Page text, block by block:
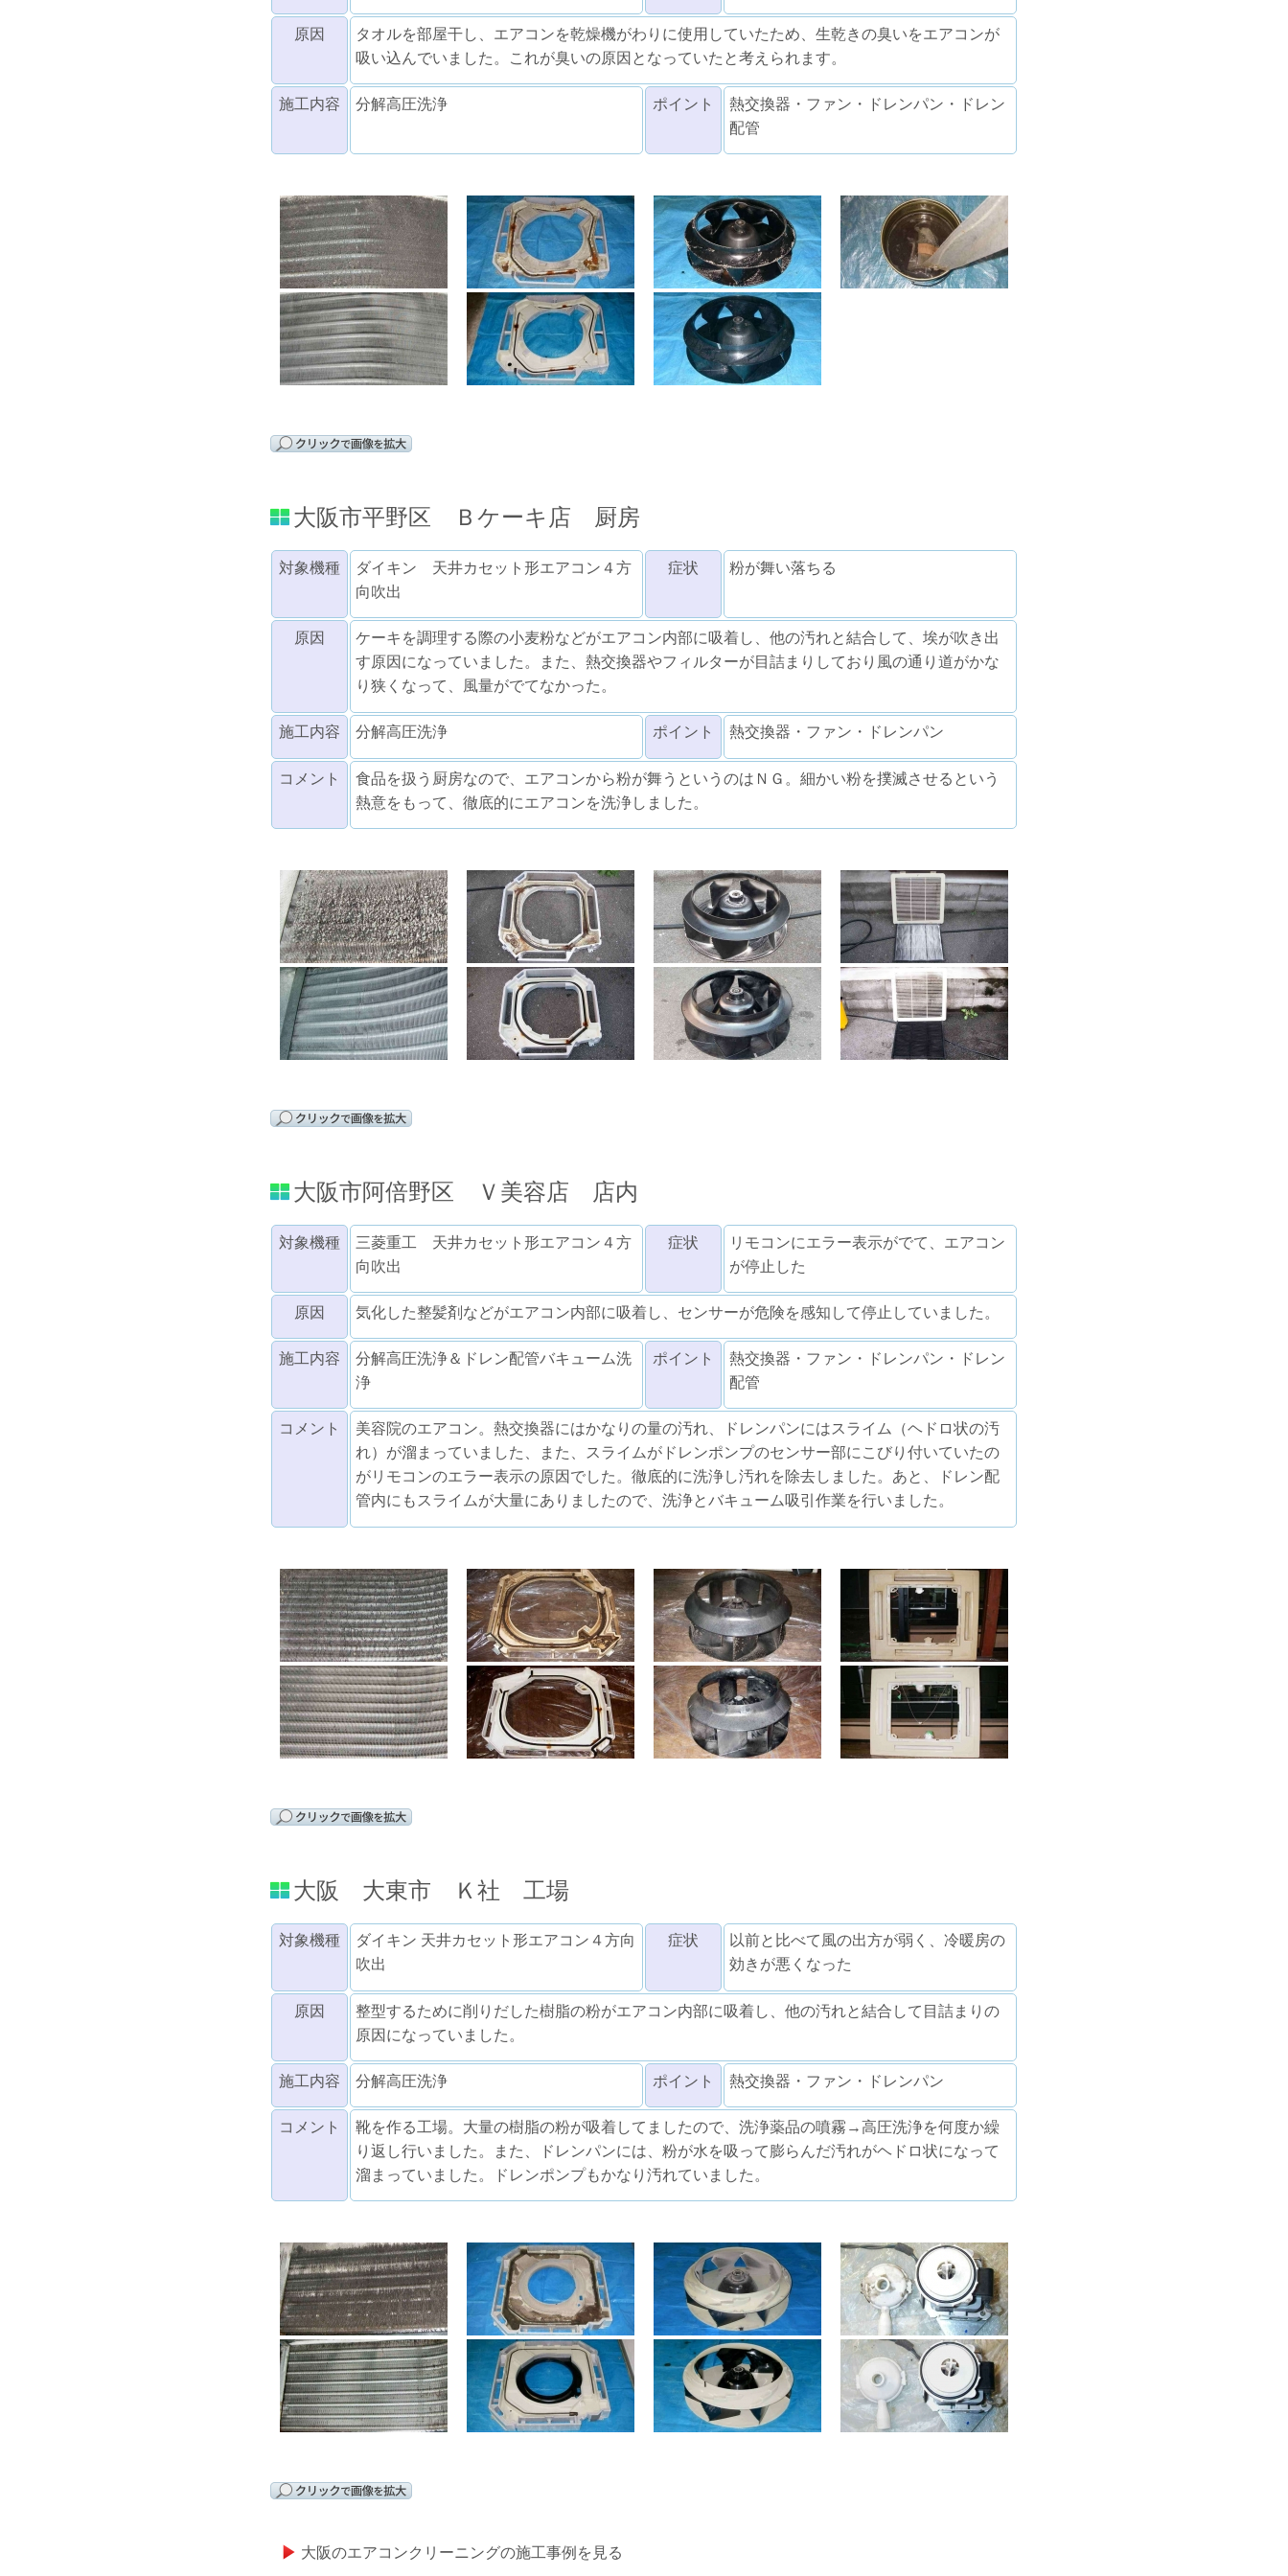
原因
タオルを部屋干し、エアコンを乾燥機がわりに使用していたため、生乾きの臭いをエアコンが
吸い込んでいました。これが臭いの原因となっていたと考えられます。
施工内容 分解高圧洗浄 ポイント
熱交換器・ファン・ドレンパン・ドレン
配管
大阪市平野区 Ｂケーキ店 厨房
対象機種
ダイキン 天井カセット形エアコン４方
向吹出
症状 粉が舞い落ちる
原因
ケーキを調理する際の小麦粉などがエアコン内部に吸着し、他の汚れと結合して、埃が吹き出
す原因になっていました。また、熱交換器やフィルターが目詰まりしており風の通り道がかな
り狭くなって、風量がでてなかった。
施工内容 分解高圧洗浄 ポイント 熱交換器・ファン・ドレンパン
コメント
食品を扱う厨房なので、エアコンから粉が舞うというのはＮＧ。細かい粉を撲滅させるという
熱意をもって、徹底的にエアコンを洗浄しました。
大阪市阿倍野区 Ｖ美容店 店内
対象機種
三菱重工 天井カセット形エアコン４方
向吹出
症状
リモコンにエラー表示がでて、エアコン
が停止した
原因 気化した整髪剤などがエアコン内部に吸着し、センサーが危険を感知して停止していました。
施工内容
分解高圧洗浄＆ドレン配管バキューム洗
浄
ポイント
熱交換器・ファン・ドレンパン・ドレン
配管
コメント
美容院のエアコン。熱交換器にはかなりの量の汚れ、ドレンパンにはスライム（ヘドロ状の汚
れ）が溜まっていました、また、スライムがドレンポンプのセンサー部にこびり付いていたの
がリモコンのエラー表示の原因でした。徹底的に洗浄し汚れを除去しました。あと、ドレン配
管内にもスライムが大量にありましたので、洗浄とバキューム吸引作業を行いました。
大阪 大東市 Ｋ社 工場
対象機種
ダイキン 天井カセット形エアコン４方向
吹出
症状
以前と比べて風の出方が弱く、冷暖房の
効きが悪くなった
原因
整型するために削りだした樹脂の粉がエアコン内部に吸着し、他の汚れと結合して目詰まりの
原因になっていました。
施工内容 分解高圧洗浄 ポイント 熱交換器・ファン・ドレンパン
コメント
靴を作る工場。大量の樹脂の粉が吸着してましたので、洗浄薬品の噴霧→高圧洗浄を何度か繰
り返し行いました。また、ドレンパンには、粉が水を吸って膨らんだ汚れがヘドロ状になって
溜まっていました。ドレンポンプもかなり汚れていました。
大阪のエアコンクリーニングの施工事例を見る